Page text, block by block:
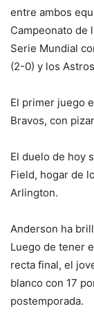
entre ambos
Campeonato de
Serie Mundial
(2-0) y los
El primer juego
Bravos, con
El duelo de hoy
Field, hogar de
Arlington.
Anderson ha
Luego de tener
recta final, el
blanco con 17
postemporada.